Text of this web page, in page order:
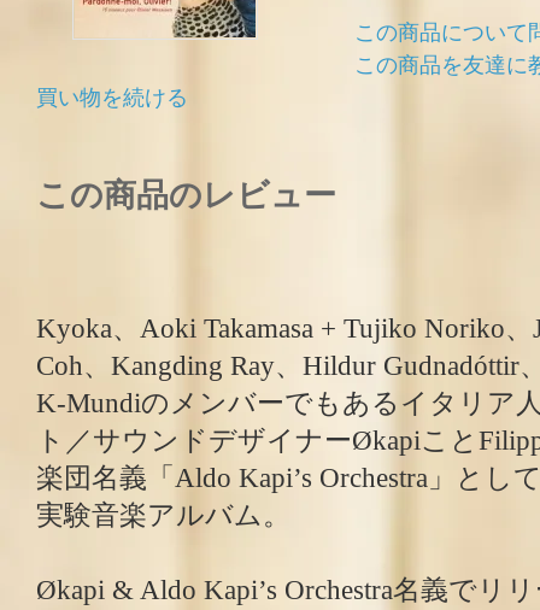
この商品について
この商品を友達に
買い物を続ける
この商品のレビュー
Kyoka、Aoki Takamasa + Tujiko Noriko、
Coh、Kangding Ray、Hildur Gudnadóttir
K-Mundiのメンバーでもあるイタリア
ト／サウンドデザイナーØkapiこと
楽団名義「Aldo Kapi’s Orchestra」とし
実験音楽アルバム。
Økapi & Aldo Kapi’s Orchestra名義でリ